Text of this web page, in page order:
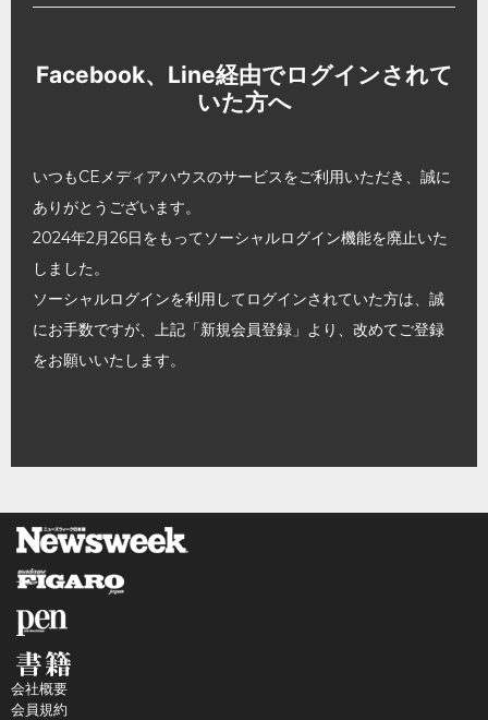
Facebook、Line経由でログインされて
いた方へ
いつもCEメディアハウスのサービスをご利用いただき、誠に
ありがとうございます。
2024年2月26日をもってソーシャルログイン機能を廃止いた
しました。
ソーシャルログインを利用してログインされていた方は、誠
にお手数ですが、上記「新規会員登録」より、改めてご登録
をお願いいたします。
会社概要
会員規約